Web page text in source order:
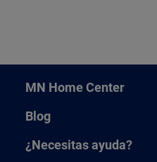
MN Home Center
Blog
¿Necesitas ayuda?